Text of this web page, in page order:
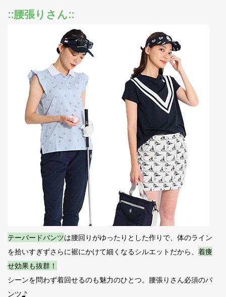
::腰張りさん::
テーパードパンツは腰回りがゆったりとした作りで、体のライン
を拾いすぎずさらに裾にかけて細くなるシルエットだから、 着痩
せ効果も抜群！
シーンを問わず着回せるのも魅力のひとつ。腰張りさん必須のパ
ンツ♪